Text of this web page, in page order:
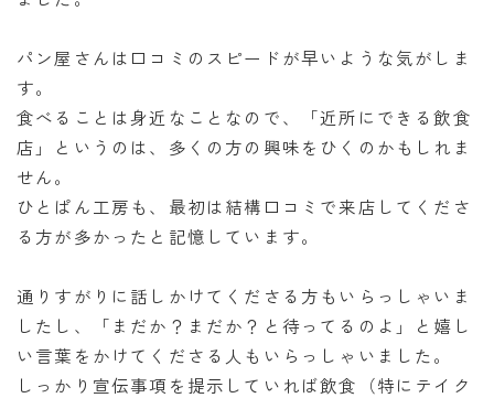
パン屋さんは口コミのスピードが早いような気がしま
す。
食べることは身近なことなので、「近所にできる飲食
店」というのは、多くの方の興味をひくのかもしれま
せん。
ひとぱん工房も、最初は結構口コミで来店してくださ
る方が多かったと記憶しています。
通りすがりに話しかけてくださる方もいらっしゃいま
したし、「まだか？まだか？と待ってるのよ」と嬉し
い言葉をかけてくださる人もいらっしゃいました。
しっかり宣伝事項を提示していれば飲食（特にテイク